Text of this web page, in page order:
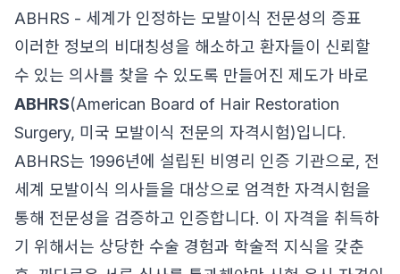
ABHRS - 세계가 인정하는 모발이식 전문성의 증표
이러한 정보의 비대칭성을 해소하고 환자들이 신뢰할
수 있는 의사를 찾을 수 있도록 만들어진 제도가 바로
ABHRS(American Board of Hair Restoration
Surgery, 미국 모발이식 전문의 자격시험)입니다.
ABHRS는 1996년에 설립된 비영리 인증 기관으로, 전
세계 모발이식 의사들을 대상으로 엄격한 자격시험을
통해 전문성을 검증하고 인증합니다. 이 자격을 취득하
기 위해서는 상당한 수술 경험과 학술적 지식을 갖춘